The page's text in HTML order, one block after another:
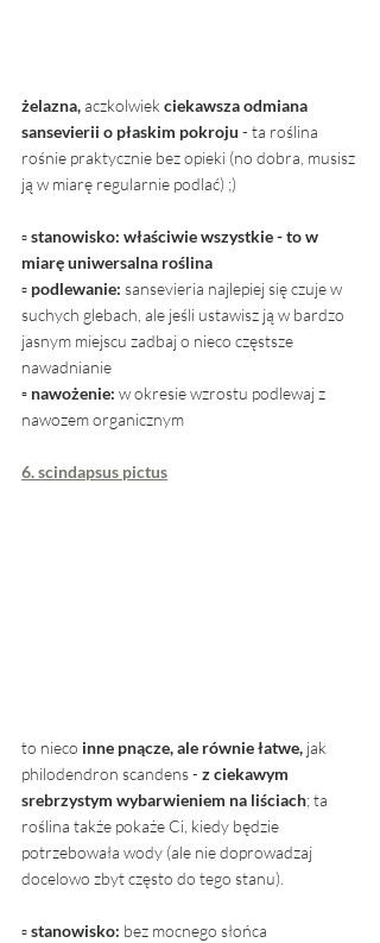
żelazna, aczkolwiek ciekawsza odmiana
sansevierii o płaskim pokroju - ta roślina
rośnie praktycznie bez opieki (no dobra, musisz
ją w miarę regularnie podlać) ;)
▫ stanowisko: właściwie wszystkie - to w
miarę uniwersalna roślina
▫ podlewanie: sansevieria najlepiej się czuje w
suchych glebach, ale jeśli ustawisz ją w bardzo
jasnym miejscu zadbaj o nieco częstsze
nawadnianie
▫ nawożenie: w okresie wzrostu podlewaj z
nawozem organicznym
6. scindapsus pictus
to nieco inne pnącze, ale równie łatwe, jak
philodendron scandens - z ciekawym
srebrzystym wybarwieniem na liściach; ta
roślina także pokaże Ci, kiedy będzie
potrzebowała wody (ale nie doprowadzaj
docelowo zbyt często do tego stanu).
▫ stanowisko: bez mocnego słońca